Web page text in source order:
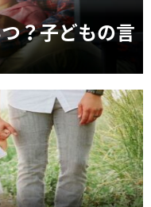
？子どもの言